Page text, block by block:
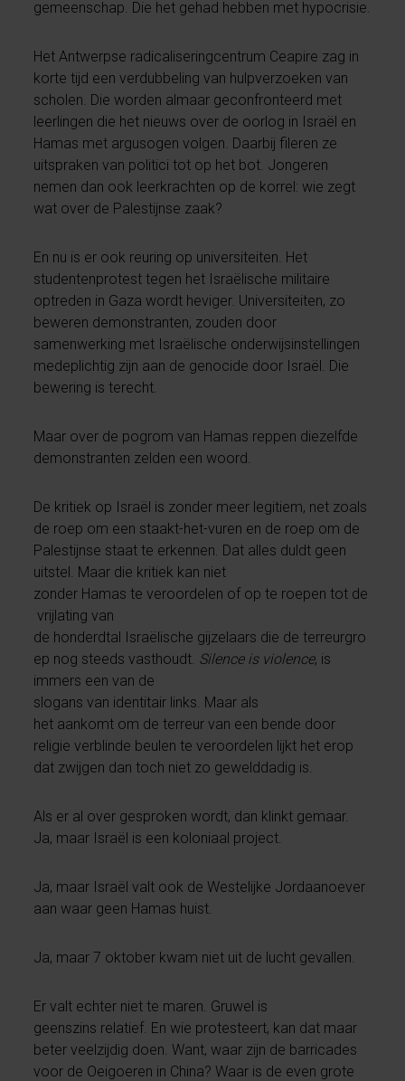
gemeenschap. Die het gehad hebben met hypocrisie.
Het Antwerpse radicaliseringcentrum Ceapire zag in
korte tijd een verdubbeling van hulpverzoeken van
scholen. Die worden almaar geconfronteerd met
leerlingen die het nieuws over de oorlog in Israël en
Hamas met argusogen volgen. Daarbij fileren ze
uitspraken van politici tot op het bot. Jongeren
nemen dan ook leerkrachten op de korrel: wie zegt
wat over de Palestijnse zaak?
En nu is er ook reuring op universiteiten. Het
studentenprotest tegen het Israëlische militaire
optreden in Gaza wordt heviger. Universiteiten, zo
beweren demonstranten, zouden door
samenwerking met Israëlische onderwijsinstellingen
medeplichtig zijn aan de genocide door Israël. Die
bewering is terecht.
Maar over de pogrom van Hamas reppen diezelfde
demonstranten zelden een woord.
De kritiek op Israël is zonder meer legitiem, net zoals
de roep om een staakt-het-vuren en de roep om de
Palestijnse staat te erkennen. Dat alles duldt geen
uitstel. Maar die kritiek kan niet
zonder Hamas te veroordelen of op te roepen tot de
vrijlating van
de honderdtal Israëlische gijzelaars die de terreurgro
ep nog steeds vasthoudt. Silence is violence, is
immers een van de
slogans van identitair links. Maar als
het aankomt om de terreur van een bende door
religie verblinde beulen te veroordelen lijkt het erop
dat zwijgen dan toch niet zo gewelddadig is.
Als er al over gesproken wordt, dan klinkt gemaar.
Ja, maar Israël is een koloniaal project.
Ja, maar Israël valt ook de Westelijke Jordaanoever
aan waar geen Hamas huist.
Ja, maar 7 oktober kwam niet uit de lucht gevallen.
Er valt echter niet te maren. Gruwel is
geenszins relatief. En wie protesteert, kan dat maar
beter veelzijdig doen. Want, waar zijn de barricades
voor de Oeigoeren in China? Waar is de even grote